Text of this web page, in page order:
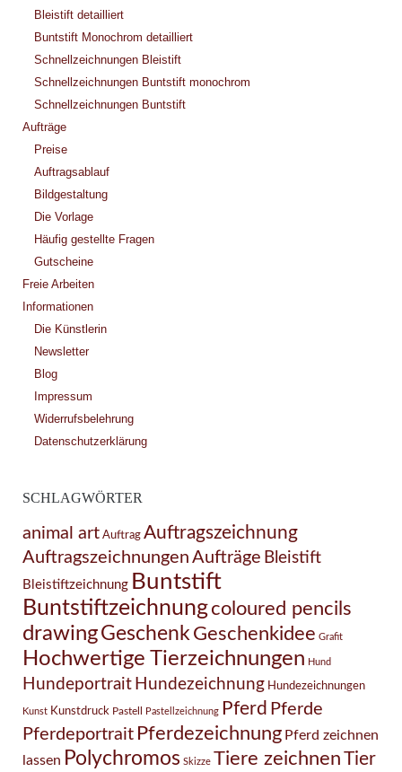
Bleistift detailliert
Buntstift Monochrom detailliert
Schnellzeichnungen Bleistift
Schnellzeichnungen Buntstift monochrom
Schnellzeichnungen Buntstift
Aufträge
Preise
Auftragsablauf
Bildgestaltung
Die Vorlage
Häufig gestellte Fragen
Gutscheine
Freie Arbeiten
Informationen
Die Künstlerin
Newsletter
Blog
Impressum
Widerrufsbelehrung
Datenschutzerklärung
SCHLAGWÖRTER
animal art Auftrag Auftragszeichnung
Auftragszeichnungen Aufträge Bleistift
Bleistiftzeichnung Buntstift
Buntstiftzeichnungcoloured pencils
drawingGeschenkGeschenkidee Grafit
Hochwertige Tierzeichnungen Hund
Hundeportrait Hundezeichnung Hundezeichnungen
Kunst Kunstdruck Pastell Pastellzeichnung Pferd Pferde
Pferdeportrait Pferdezeichnung Pferd zeichnen
lassen Polychromos Skizze Tiere zeichnenTier